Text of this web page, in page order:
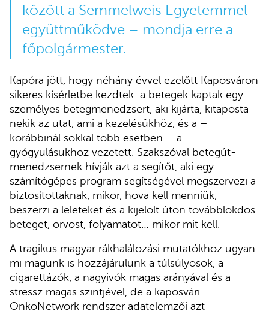
között a Semmelweis Egyetemmel
együttműködve – mondja erre a
főpolgármester.
Kapóra jött, hogy néhány évvel ezelőtt Kaposváron
sikeres kísérletbe kezdtek: a betegek kaptak egy
személyes betegmenedzsert, aki kijárta, kitaposta
nekik az utat, ami a kezelésükhöz, és a –
korábbinál sokkal több esetben – a
gyógyulásukhoz vezetett. Szakszóval betegút-
menedzsernek hívják azt a segítőt, aki egy
számítógépes program segítségével megszervezi a
biztosítottaknak, mikor, hova kell menniük,
beszerzi a leleteket és a kijelölt úton továbblökdös
beteget, orvost, folyamatot… mikor mit kell.
A tragikus magyar rákhalálozási mutatókhoz ugyan
mi magunk is hozzájárulunk a túlsúlyosok, a
cigarettázók, a nagyivók magas arányával és a
stressz magas szintjével, de a kaposvári
OnkoNetwork rendszer adatelemzői azt